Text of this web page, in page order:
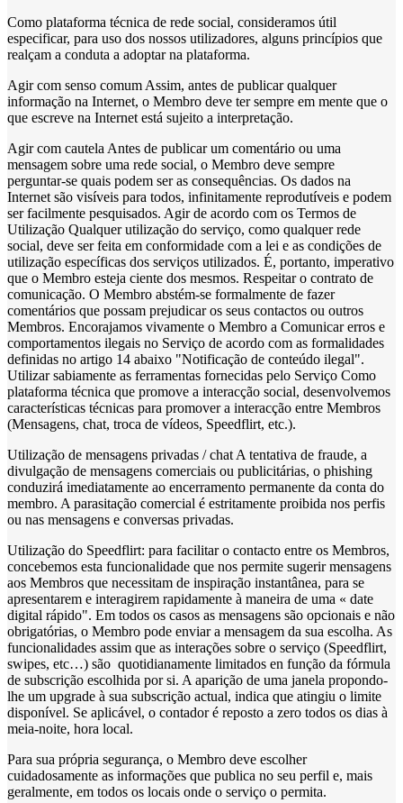
Como plataforma técnica de rede social, consideramos útil
especificar, para uso dos nossos utilizadores, alguns princípios que
realçam a conduta a adoptar na plataforma.
Agir com senso comum Assim, antes de publicar qualquer
informação na Internet, o Membro deve ter sempre em mente que o
que escreve na Internet está sujeito a interpretação.
Agir com cautela Antes de publicar um comentário ou uma
mensagem sobre uma rede social, o Membro deve sempre
perguntar-se quais podem ser as consequências. Os dados na
Internet são visíveis para todos, infinitamente reprodutíveis e podem
ser facilmente pesquisados. Agir de acordo com os Termos de
Utilização Qualquer utilização do serviço, como qualquer rede
social, deve ser feita em conformidade com a lei e as condições de
utilização específicas dos serviços utilizados. É, portanto, imperativo
que o Membro esteja ciente dos mesmos. Respeitar o contrato de
comunicação. O Membro abstém-se formalmente de fazer
comentários que possam prejudicar os seus contactos ou outros
Membros. Encorajamos vivamente o Membro a Comunicar erros e
comportamentos ilegais no Serviço de acordo com as formalidades
definidas no artigo 14 abaixo "Notificação de conteúdo ilegal".
Utilizar sabiamente as ferramentas fornecidas pelo Serviço Como
plataforma técnica que promove a interacção social, desenvolvemos
características técnicas para promover a interacção entre Membros
(Mensagens, chat, troca de vídeos, Speedflirt, etc.).
Utilização de mensagens privadas / chat A tentativa de fraude, a
divulgação de mensagens comerciais ou publicitárias, o phishing
conduzirá imediatamente ao encerramento permanente da conta do
membro. A parasitação comercial é estritamente proibida nos perfis
ou nas mensagens e conversas privadas.
Utilização do Speedflirt: para facilitar o contacto entre os Membros,
concebemos esta funcionalidade que nos permite sugerir mensagens
aos Membros que necessitam de inspiração instantânea, para se
apresentarem e interagirem rapidamente à maneira de uma « date
digital rápido". Em todos os casos as mensagens são opcionais e não
obrigatórias, o Membro pode enviar a mensagem da sua escolha. As
funcionalidades assim que as interações sobre o serviço (Speedflirt,
swipes, etc…) são quotidianamente limitados en função da fórmula
de subscrição escolhida por si. A aparição de uma janela propondo-
lhe um upgrade à sua subscrição actual, indica que atingiu o limite
disponível. Se aplicável, o contador é reposto a zero todos os dias à
meia-noite, hora local.
Para sua própria segurança, o Membro deve escolher
cuidadosamente as informações que publica no seu perfil e, mais
geralmente, em todos os locais onde o serviço o permita.